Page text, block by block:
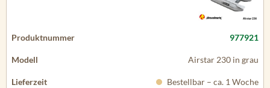
977921
Airstar 230 in grau
Bestellbar – ca. 1 Woche